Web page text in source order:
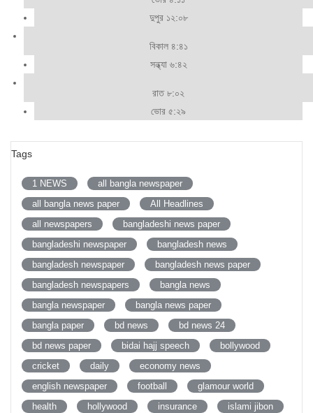
দুপুর ১২:০৮
বিকাল ৪:৪১
সন্ধ্যা ৬:৪২
রাত ৮:০২
ভোর ৫:২৯
Tags
1 NEWS
all bangla newspaper
all bangla news paper
All Headlines
all newspapers
bangladeshi news paper
bangladeshi newspaper
bangladesh news
bangladesh newspaper
bangladesh news paper
bangladesh newspapers
bangla news
bangla newspaper
bangla news paper
bangla paper
bd news
bd news 24
bd news paper
bidai hajj speech
bollywood
cricket
daily
economy news
english newspaper
football
glamour world
health
hollywood insurance
islami jibon